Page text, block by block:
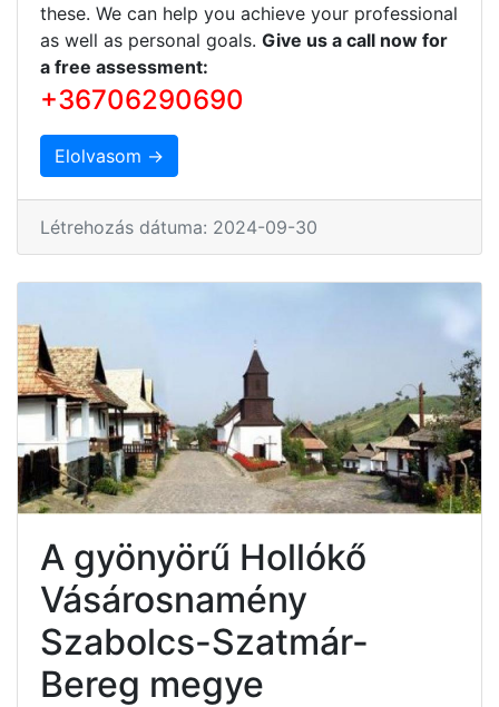
these. We can help you achieve your professional
as well as personal goals. Give us a call now for
a free assessment:
+36706290690
Elolvasom →
Létrehozás dátuma: 2024-09-30
A gyönyörű Hollókő
Vásárosnamény
Szabolcs-Szatmár-
Bereg megye